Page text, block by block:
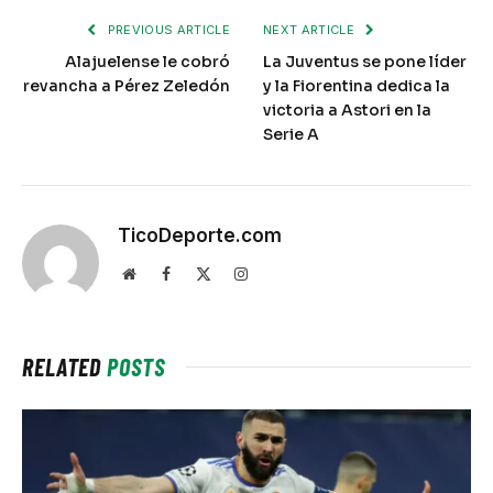
PREVIOUS ARTICLE
Alajuelense le cobró
revancha a Pérez Zeledón
NEXT ARTICLE
La Juventus se pone líder
y la Fiorentina dedica la
victoria a Astori en la
Serie A
TicoDeporte.com
WebsiteFacebook Instagram
RELATEDPOSTS